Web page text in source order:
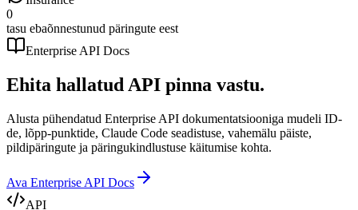
0
tasu ebaõnnestunud päringute eest
Enterprise API Docs
Ehita hallatud API pinna vastu.
Alusta pühendatud Enterprise API dokumentatsiooniga mudeli ID-
de, lõpp-punktide, Claude Code seadistuse, vahemälu päiste,
pildipäringute ja päringukindlustuse käitumise kohta.
Ava Enterprise API Docs
API